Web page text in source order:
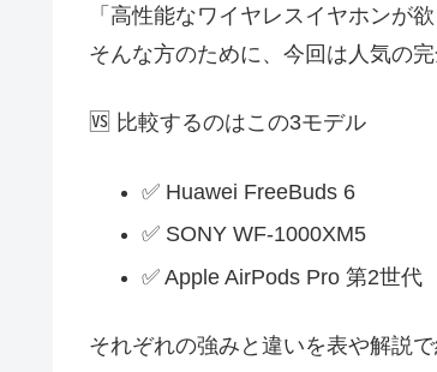
「高性能なワイヤレスイヤホンが
そんな方のために、今回は人気の
🆚 比較するのはこの3モデル
✅ Huawei FreeBuds 6
✅ SONY WF-1000XM5
✅ Apple AirPods Pro 第2世代
それぞれの強みと違いを表や解説で